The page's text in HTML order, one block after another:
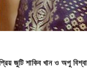
জুটি শাকিব খান ও অপু